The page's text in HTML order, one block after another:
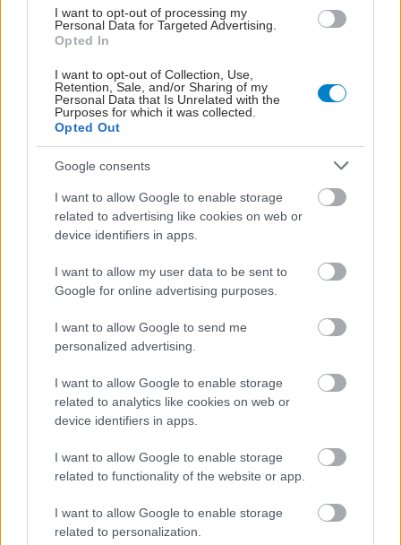
I want to opt-out of processing my
Personal Data for Targeted Advertising.
Opted In
I want to opt-out of Collection, Use,
Retention, Sale, and/or Sharing of my
Personal Data that Is Unrelated with the
Purposes for which it was collected.
Opted Out
Google consents
I want to allow Google to enable storage
related to advertising like cookies on web or
device identifiers in apps.
I want to allow my user data to be sent to
Google for online advertising purposes.
I want to allow Google to send me
personalized advertising.
I want to allow Google to enable storage
related to analytics like cookies on web or
device identifiers in apps.
I want to allow Google to enable storage
related to functionality of the website or app.
I want to allow Google to enable storage
related to personalization.